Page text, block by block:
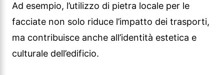
Ad esempio, l’utilizzo di pietra locale per le
facciate non solo riduce l’impatto dei trasporti,
ma contribuisce anche all’identità estetica e
culturale dell’edificio.